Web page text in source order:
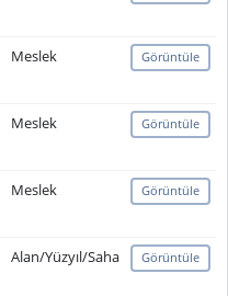
Meslek Görüntüle
Meslek Görüntüle
Meslek Görüntüle
Alan/Yüzyıl/Saha Görüntüle